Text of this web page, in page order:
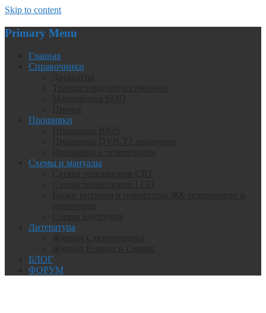
Skip to content
Primary Menu
Главная
Справочники
Прошивки
Схемы и мануалы
Литература
БЛОГ
ФОРУМ